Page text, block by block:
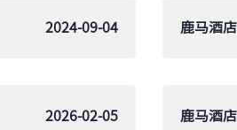
2024-09-04
2026-02-05